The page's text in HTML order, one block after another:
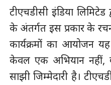
टीएचडीसी इंडिया लिमिटेड
के अंतर्गत इस प्रकार के
कार्यक्रमों का आयोजन
केवल एक अभियान नहीं,
साझी जिम्मेदारी है।